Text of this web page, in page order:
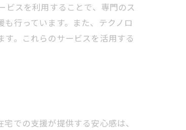
ビスを利用することで、専門のス
行っています。また、テクノロ
。これらのサービスを活用する
での支援が提供する安心感は、